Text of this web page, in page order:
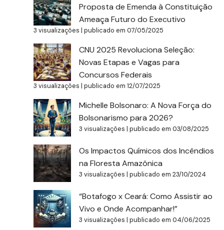
Proposta de Emenda à Constituição
Ameaça Futuro do Executivo
3 visualizações |publicado em 07/05/2025
CNU 2025 Revoluciona Seleção:
Novas Etapas e Vagas para
Concursos Federais
3 visualizações |publicado em 12/07/2025
Michelle Bolsonaro: A Nova Força do
Bolsonarismo para 2026?
3 visualizações |publicado em 03/08/2025
Os Impactos Químicos dos Incêndios
na Floresta Amazônica
3 visualizações |publicado em 23/10/2024
“Botafogo x Ceará: Como Assistir ao
Vivo e Onde Acompanhar!”
3 visualizações |publicado em 04/06/2025